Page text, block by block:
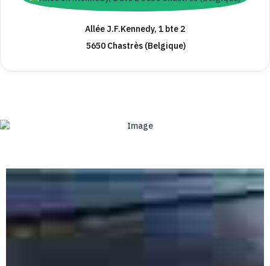
Allée J.F.Kennedy, 1 bte 2
5650 Chastrès (Belgique)